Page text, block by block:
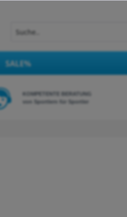
SALE%
KOMPETENTE BERATUNG
von Sportlern für Sportler